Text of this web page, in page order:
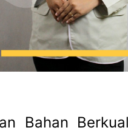
Bahan